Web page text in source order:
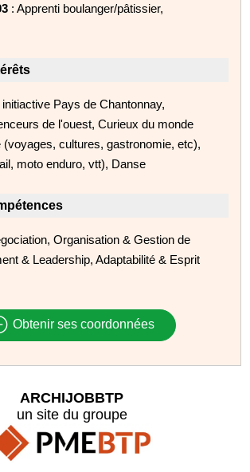
: Apprenti boulanger/pâtissier,
Pays de Chantonnay,
de l'ouest, Curieux du monde
(voyages, cultures, gastronomie, etc),
moto enduro, vtt), Danse
Organisation & Gestion de
& Leadership, Adaptabilité & Esprit
Obtenir ses coordonnées
ARCHIJOBBTP
un site du groupe